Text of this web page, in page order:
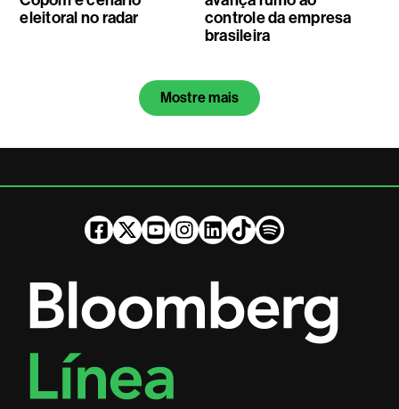
eleitoral no radar
controle da empresa
brasileira
Mostre mais